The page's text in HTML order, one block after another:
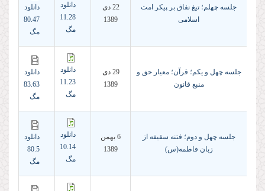
جلسه چهلم؛ تیغ نفاق بر پیکر امت
اسلامی
22 دى
1389
دانلود
11.28
مگ
دانلود
80.47
مگ
جلسه چهل و یکم؛ قرآن؛ معیار حق و
منبع قانون
29 دى
1389
دانلود
11.23
مگ
دانلود
83.63
مگ
جلسه چهل و دوم؛ فتنه سقیفه از
زبان فاطمه(س)
6 بهمن
1389
دانلود
10.14
مگ
دانلود
80.5
مگ